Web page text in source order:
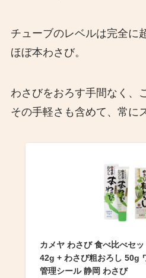
チューブのレベルは完全に
ほぼ本わさび。
わさびをおろす手間なく、
その手軽さも含めて、常に
カメヤ わさび 食べ比べセ
42g + わさび粗おろし 50g
管理シール 静岡 わさび